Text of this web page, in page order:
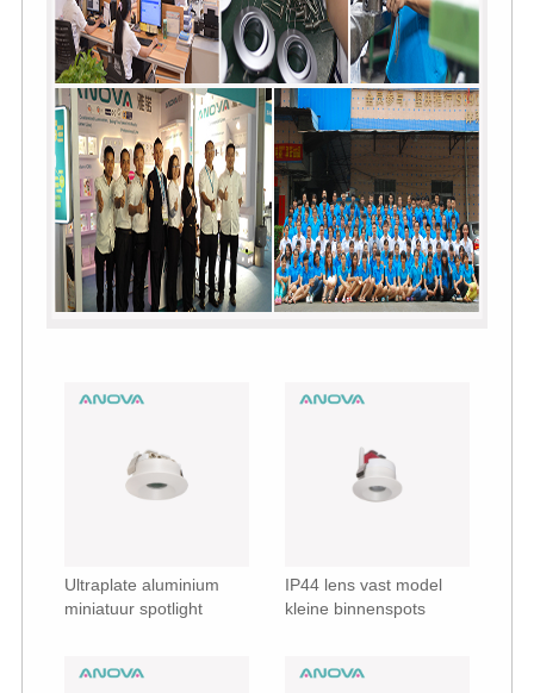
Ultraplate aluminium
miniatuur spotlight
IP44 lens vast model
kleine binnenspots